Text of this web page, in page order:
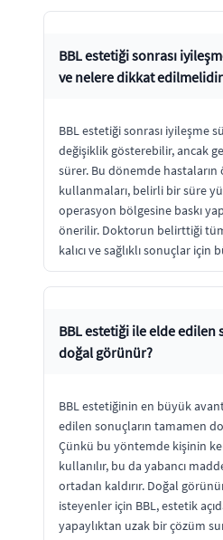
BBL estetiği sonrası
ve nelere dikkat
BBL estetiği sonrası iyileşme
değişiklik gösterebilir, ancak
sürer. Bu dönemde hastaların
kullanmaları, belirli bir süre
operasyon bölgesine baskı
önerilir. Doktorun belirttiği
kalıcı ve sağlıklı sonuçlar için
BBL estetiği ile elde edilen
doğal görünür?
BBL estetiğinin en büyük
edilen sonuçların tamamen
Çünkü bu yöntemde kişinin
kullanılır, bu da yabancı
ortadan kaldırır. Doğal
isteyenler için BBL, estetik
yapaylıktan uzak bir çözüm